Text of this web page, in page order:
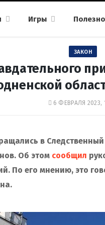
Игры
ЗАКОН
6 ФЕВРАЛЯ 2023,
в
Об этом сообщил
По его мнению, это